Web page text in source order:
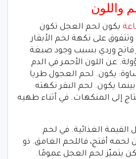
واللون
يكون لحم العجل تكون
على نكهة لحم الأبقار
فاتح وردي بسبب وجود صبغة
عن اللون الأحمر في الدم
يكون. لحم العجول طريا
يكون. لحم البقر نكهته
إلى المنكهات. في أثناء طهيه
القيمة الغذائية. في لحم
لحمه أفتح، فاللحم الغامق. ذو
يتميّز لحم العجل عمومًا.